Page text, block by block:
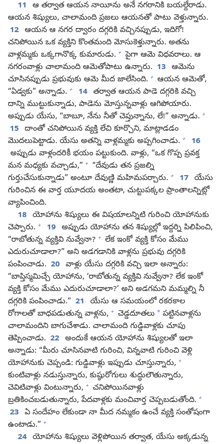
11
ఆ తర్వాత ఆయన నాయీను అనే నగరానికి బయల్దేరాడు.
ఆయన శిష్యులు, చాలామంది ప్రజలు ఆయనతో పాటు వెళ్తున్నారు.
12 ఆయన ఆ నగర ద్వారం దగ్గరికి వచ్చినప్పుడు, ఇదిగో!
చనిపోయిన ఒక వ్యక్తిని కొంతమంది మోసుకెళ్తున్నారు. అతను
వాళ్లమ్మకు ఒక్కగానొక్క కుమారుడు. + పైగా ఆమె విధవరాలు. ఆ
నగరంవాళ్లు చాలామంది ఆమెతోపాటు ఉన్నారు. 13 ఆమెను
చూసినప్పుడు ప్రభువుకు ఆమె మీద జాలేసింది. + ఆయన ఆమెతో,
“ఏడ్వకు” అన్నాడు. + 14 తర్వాత ఆయన పాడె దగ్గరికి వచ్చి
దాన్ని ముట్టుకున్నాడు, పాడెను మోస్తున్నవాళ్లు ఆగిపోయారు.
అప్పుడు యేసు, “బాబూ, నేను నీతో చెప్తున్నాను, లే!” అన్నాడు. +
15 దాంతో చనిపోయిన వ్యక్తి లేచి కూర్చొని, మాట్లాడడం
మొదలుపెట్టాడు. యేసు అతన్ని వాళ్లమ్మకు అప్పగించాడు. +
16
అప్పుడు వాళ్లందరికీ భయం పట్టుకుంది. వాళ్లు, “ఒక గొప్ప ప్రవక్త
మన మధ్యకు వచ్చాడు,” +
“దేవుడు తన ప్రజల్ని
గుర్తుచేసుకున్నాడు” అంటూ దేవుణ్ణి మహిమపర్చారు. + 17 యేసు
గురించిన ఈ వార్త యూదయ అంతటా, చుట్టుపక్కల ప్రాంతాలన్నిట్లో
వ్యాపించింది.
18 యోహాను శిష్యులు ఈ విషయాలన్నిటి గురించి యోహానుకు
చెప్పారు. + 19 అప్పుడు యోహాను తన శిష్యుల్లో ఇద్దర్ని పిలిపించి,
“రాబోతున్న వ్యక్తివి నువ్వేనా? + లేక ఇంకో వ్యక్తి కోసం మేము
ఎదురుచూడాలా?” అని అడగడానికి వాళ్లను ప్రభువు దగ్గరికి
పంపించాడు. 20 వాళ్లు యేసు దగ్గరికి వచ్చి ఇలా అన్నారు:
“బాప్తిస్మమిచ్చే యోహాను, ‘రాబోతున్న వ్యక్తివి నువ్వేనా? లేక ఇంకో
వ్యక్తి కోసం మేము ఎదురుచూడాలా?’ అని అడగమని మమ్మల్ని నీ
దగ్గరికి పంపించాడు.” 21
యేసు ఆ సమయంలో రకరకాల
రోగాలతో బాధపడుతున్న వాళ్లను, + చెడ్డదూతలు * పట్టినవాళ్లను
చాలామందిని బాగుచేశాడు. చాలామంది గుడ్డివాళ్లకు చూపు
తెప్పించాడు. 22 అందుకే ఆయన యోహాను శిష్యులతో ఇలా
అన్నాడు: “మీరు చూసినవాటి గురించి, విన్నవాటి గురించి వెళ్లి
యోహానుకు చెప్పండి: గుడ్డివాళ్లు ఇప్పుడు చూస్తున్నారు, +
కుంటివాళ్లు నడుస్తున్నారు, కుష్ఠురోగులు శుద్ధులౌతున్నారు,
చెవిటివాళ్లు వింటున్నారు, + చనిపోయినవాళ్లు
బ్రతికించబడుతున్నారు, పేదవాళ్లకు మంచివార్త చెప్పబడుతోంది. +
23 ఏ సందేహం లేకుండా నా మీద నమ్మకం ఉంచే వ్యక్తి సంతోషంగా
ఉంటాడు.” +
24 యోహాను శిష్యులు వెళ్లిపోయిన తర్వాత, యేసు అక్కడున్న